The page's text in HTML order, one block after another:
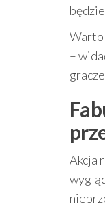
Warto
–
Akcja